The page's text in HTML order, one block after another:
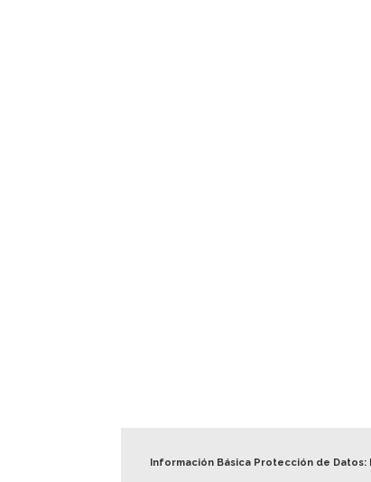
Información Básica Protección de Datos: